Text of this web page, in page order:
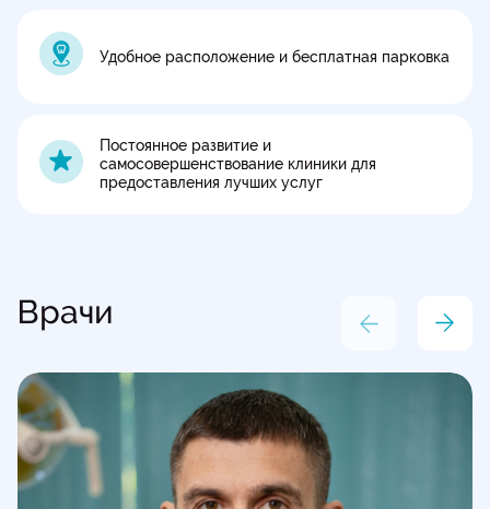
Удобное расположение и бесплатная парковка
Постоянное развитие и
самосовершенствование клиники для
предоставления лучших услуг
Врачи